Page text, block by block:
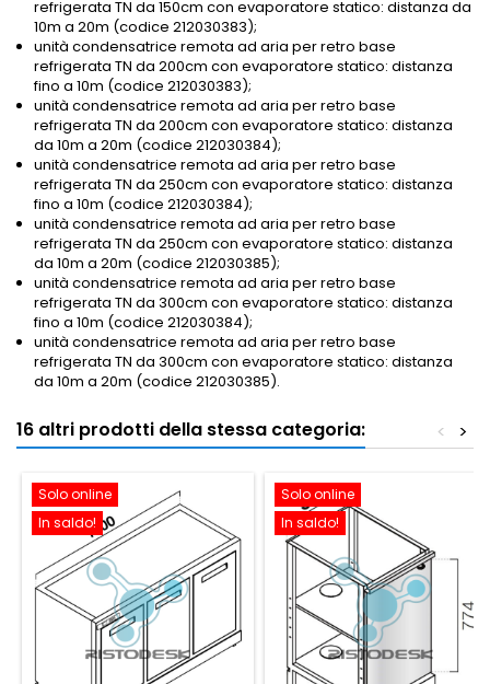
refrigerata TN da 150cm con evaporatore statico: distanza da
10m a 20m (codice 212030383);
unità condensatrice remota ad aria per retro base
refrigerata TN da 200cm con evaporatore statico: distanza
fino a 10m (codice 212030383);
unità condensatrice remota ad aria per retro base
refrigerata TN da 200cm con evaporatore statico: distanza
da 10m a 20m (codice 212030384);
unità condensatrice remota ad aria per retro base
refrigerata TN da 250cm con evaporatore statico: distanza
fino a 10m (codice 212030384);
unità condensatrice remota ad aria per retro base
refrigerata TN da 250cm con evaporatore statico: distanza
da 10m a 20m (codice 212030385);
unità condensatrice remota ad aria per retro base
refrigerata TN da 300cm con evaporatore statico: distanza
fino a 10m (codice 212030384);
unità condensatrice remota ad aria per retro base
refrigerata TN da 300cm con evaporatore statico: distanza
da 10m a 20m (codice 212030385).
16 altri prodotti della stessa categoria: >
<
Solo online
In saldo!
Solo online
In saldo!